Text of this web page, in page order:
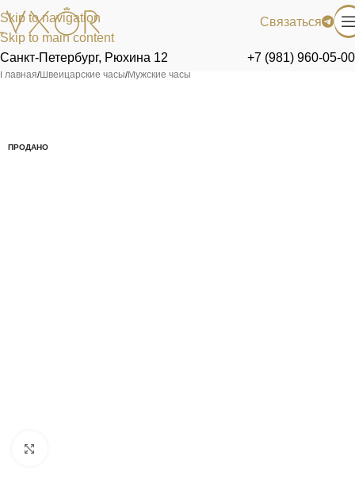
Skip to navigation
Skip to main content
Связаться
Санкт-Петербург, Рюхина 12 +7 (981) 960-05-00
Главная/Швейцарские часы/Мужские часы
ПРОДАНО